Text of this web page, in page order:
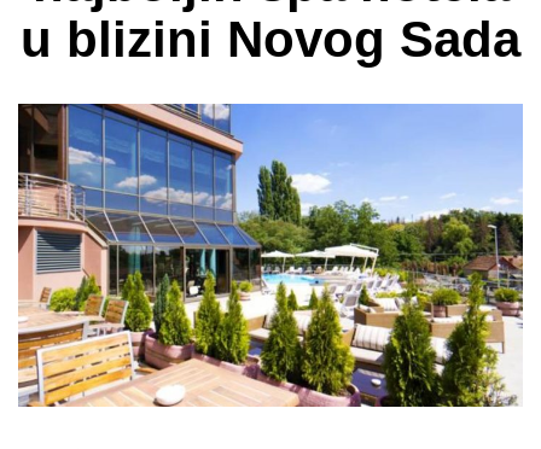
u blizini Novog Sada